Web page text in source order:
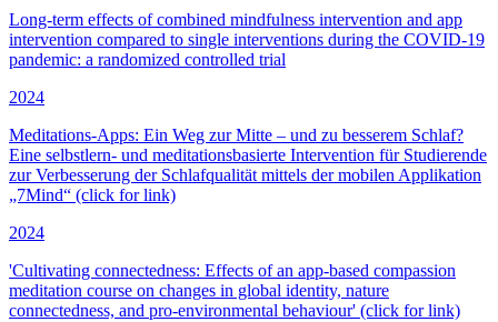
Long-term effects of combined mindfulness intervention and app
intervention compared to single interventions during the COVID-19
pandemic: a randomized controlled trial
2024
Meditations-Apps: Ein Weg zur Mitte – und zu besserem Schlaf?
Eine selbstlern- und meditationsbasierte Intervention für Studierende
zur Verbesserung der Schlafqualität mittels der mobilen Applikation
„7Mind“ (click for link)
2024
'Cultivating connectedness: Effects of an app-based compassion
meditation course on changes in global identity, nature
connectedness, and pro-environmental behaviour' (click for link)